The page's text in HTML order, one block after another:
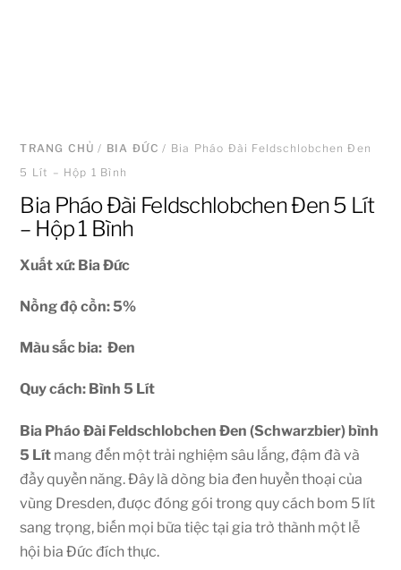
TRANG CHỦ / BIA ĐỨC / Bia Pháo Đài Feldschlobchen Đen
5 Lít – Hộp 1 Bình
Bia Pháo Đài Feldschlobchen Đen 5 Lít
– Hộp 1 Bình
Xuất xứ: Bia Đức
Nồng độ cồn: 5%
Màu sắc bia: Đen
Quy cách: Bình 5 Lít
Bia Pháo Đài Feldschlobchen Đen (Schwarzbier) bình
5 Lít mang đến một trải nghiệm sâu lắng, đậm đà và
đầy quyền năng. Đây là dòng bia đen huyền thoại của
vùng Dresden, được đóng gói trong quy cách bom 5 lít
sang trọng, biến mọi bữa tiệc tại gia trở thành một lễ
hội bia Đức đích thực.